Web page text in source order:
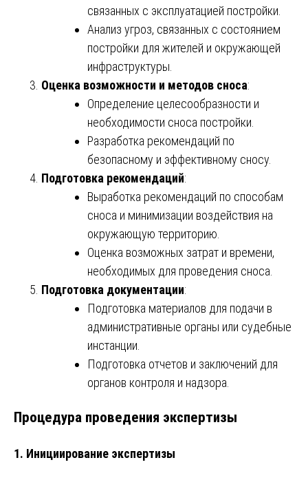
связанных с эксплуатацией постройки.
Анализ угроз, связанных с состоянием
постройки для жителей и окружающей
инфраструктуры.
Оценка возможности и методов сноса:
Определение целесообразности и
необходимости сноса постройки.
Разработка рекомендаций по
безопасному и эффективному сносу.
Подготовка рекомендаций:
Выработка рекомендаций по способам
сноса и минимизации воздействия на
окружающую территорию.
Оценка возможных затрат и времени,
необходимых для проведения сноса.
Подготовка документации:
Подготовка материалов для подачи в
административные органы или судебные
инстанции.
Подготовка отчетов и заключений для
органов контроля и надзора.
Процедура проведения экспертизы
1. Инициирование экспертизы